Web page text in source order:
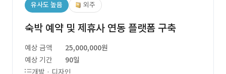
유사도 높음 외주
숙박 예약 및 제휴사 연동 플랫폼 구축
예상 금액
25,000,000원
예상 기간
90일
개발 · 디자인